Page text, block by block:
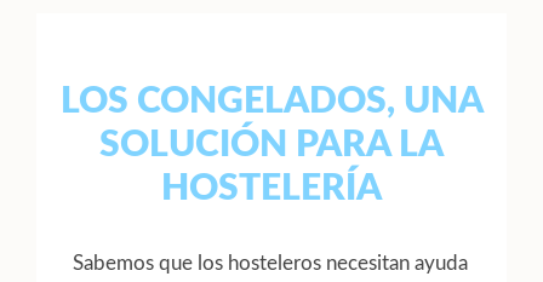
LOS CONGELADOS, UNA
SOLUCIÓN PARA LA
HOSTELERÍA
Sabemos que los hosteleros necesitan ayuda